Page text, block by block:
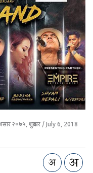
२०७५, शुक्रबार / July 6, 2018